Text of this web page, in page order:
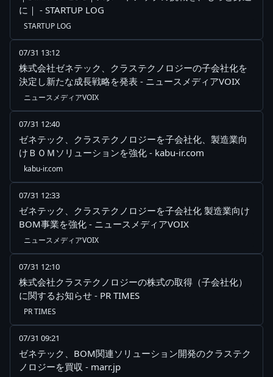
に｜ - STARTUP LOG
STARTUP LOG
07/31 13:12
株式会社ゼネテック、クラステクノロジーの子会社化を
決定し新たな成長戦略を発表 - ニュースメディアVOIX
ニュースメディアVOIX
07/31 12:40
ゼネテック、クラステクノロジーを子会社化、製造業向
けＢＯＭソリューションを強化 - kabu-ir.com
kabu-ir.com
07/31 12:33
ゼネテック、クラステクノロジーを子会社化 製造業向け
BOM事業を強化 - ニュースメディアVOIX
ニュースメディアVOIX
07/31 12:10
株式会社クラステクノロジーの株式の取得（子会社化）
に関するお知らせ - PR TIMES
PR TIMES
07/31 09:21
ゼネテック、BOM関連ソリューション開発のクラステク
ノロジーを買収 - marr.jp